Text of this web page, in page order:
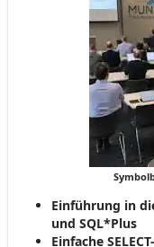
Einführung in
und SQL*Plus
Einfache